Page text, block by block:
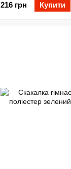
216 грн Купити